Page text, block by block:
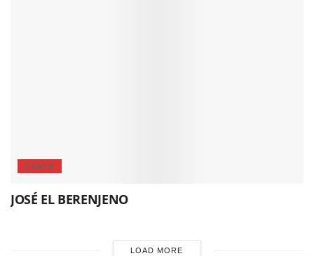
CANTE
JOSÉ EL BERENJENO
LOAD MORE